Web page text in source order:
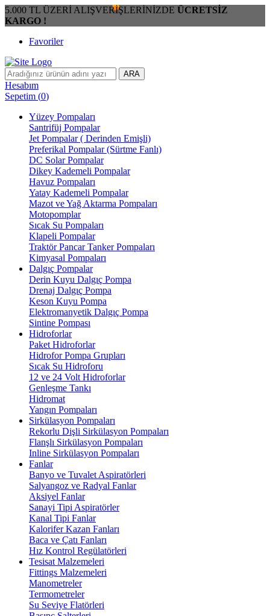
5.000 TL ÜZERİ ALIŞVERİŞLERİNİZDE ÜCRETSİZ
KARGO !
Favoriler
ARA
Hesabım
Sepetim (0)
Yüzey Pompaları
Santrifüj Pompalar
Jet Pompalar ( Derinden Emişli)
Preferikal Pompalar (Sürtme Fanlı)
DC Solar Pompalar
Dikey Kademeli Pompalar
Havuz Pompaları
Yatay Kademeli Pompalar
Mazot ve Yağ Aktarma Pompaları
Motopomplar
Sıcak Su Pompaları
Klapeli Pompalar
Traktör Pancar Tanker Pompaları
Kimyasal Pompaları
Dalgıç Pompalar
Derin Kuyu Dalgıç Pompa
Drenaj Dalgıç Pompa
Keson Kuyu Pompa
Elektromanyetik Dalgıç Pompa
Sintine Pompası
Hidroforlar
Paket Hidroforlar
Hidrofor Pompa Grupları
Sıcak Su Hidroforu
12 ve 24 Volt Hidroforlar
Genleşme Tankı
Hidromat
Yangın Pompaları
Sirkülasyon Pompaları
Rekorlu Dişli Sirkülasyon Pompaları
Flanşlı Sirkülasyon Pompaları
Inline Sirkülasyon Pompaları
Fanlar
Banyo ve Tuvalet Aspiratörleri
Salyangoz ve Radyal Fanlar
Aksiyel Fanlar
Sanayi Tipi Aspiratörler
Kanal Tipi Fanlar
Kalorifer Kazan Fanları
Baca ve Çatı Fanları
Hız Kontrol Regülatörleri
Tesisat Malzemeleri
Fittings Malzemeleri
Manometreler
Termometreler
Su Seviye Flatörleri